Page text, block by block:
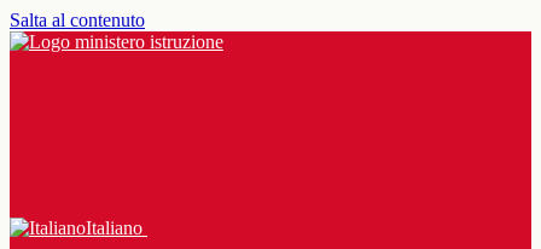
Salta al contenuto
Italiano